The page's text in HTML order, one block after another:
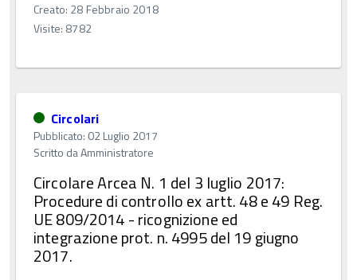
Creato: 28 Febbraio 2018
Visite: 8782
Circolari
Pubblicato: 02 Luglio 2017
Scritto daAmministratore
Circolare Arcea N. 1 del 3 luglio 2017:
Procedure di controllo ex artt. 48 e 49 Reg.
UE 809/2014 - ricognizione ed
integrazione prot. n. 4995 del 19 giugno
2017.